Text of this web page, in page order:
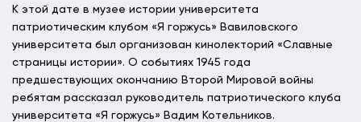
К этой дате в музее истории университета
патриотическим клубом «Я горжусь» Вавиловского
университета был организован кинолекторий «Славные
страницы истории». О событиях 1945 года
предшествующих окончанию Второй Мировой войны
ребятам рассказал руководитель патриотического клуба
университета «Я горжусь» Вадим Котельников.